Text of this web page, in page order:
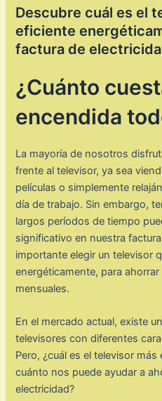
Descubre cuál es el
eficiente
factura de
¿Cuánto
encendida
La mayoría de nosotros
frente al televisor, ya sea
películas o simplemente
día de trabajo. Sin embargo,
largos períodos de tiempo
significativo en nuestra
importante elegir un televisor
energéticamente, para
mensuales.
En el mercado actual, existe
televisores con diferentes
Pero, ¿cuál es el televisor
cuánto nos puede ayudar a
electricidad?